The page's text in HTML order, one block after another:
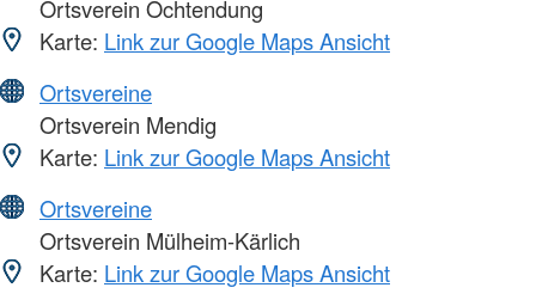
Ortsverein Ochtendung
Karte: Link zur Google Maps Ansicht
Ortsvereine
Ortsverein Mendig
Karte: Link zur Google Maps Ansicht
Ortsvereine
Ortsverein Mülheim-Kärlich
Karte: Link zur Google Maps Ansicht